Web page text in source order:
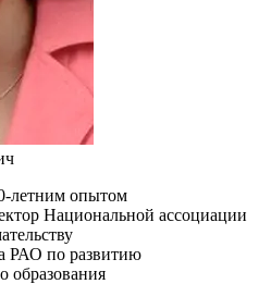
летним опытом
Национальной ассоциации
РАО по развитию
образования